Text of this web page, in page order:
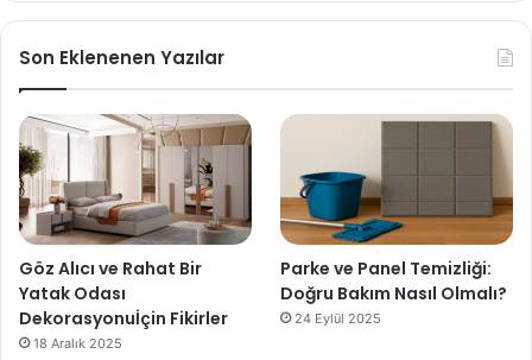
Son Eklenenen Yazılar
Göz Alıcı ve Rahat Bir
Yatak Odası
Dekorasyonuİçin Fikirler
18 Aralık 2025
Parke ve Panel Temizliği:
Doğru Bakım Nasıl Olmalı?
24 Eylül 2025